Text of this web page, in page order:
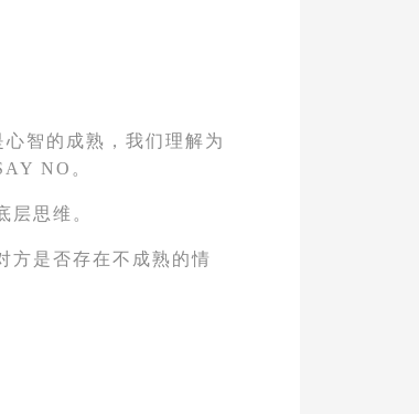
智的成熟，我们理解为
NO。
思维。
方是否存在不成熟的情